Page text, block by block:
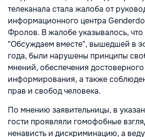
телеканала стала жалоба от
информационного центра
Фролов. В жалобе указывалось,
"Обсуждаем вместе", вышедшей в
года, были нарушены принципы
мнений, обеспечения достоверного
информирования, а также
прав и свобод человека.
По мнению заявительницы, в
гости проявляли гомофобные
ненависть и дискриминацию, а